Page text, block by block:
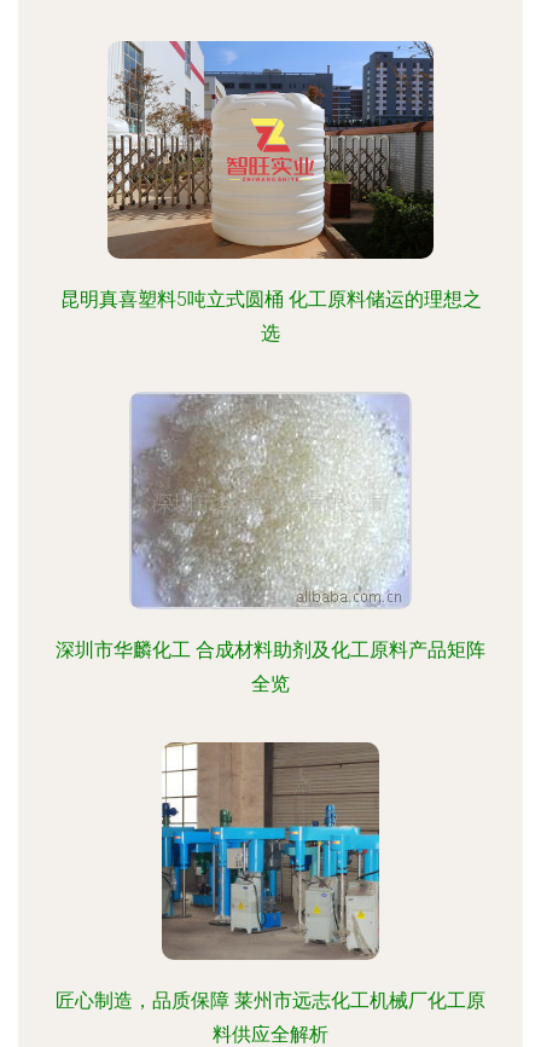
昆明真喜塑料5吨立式圆桶 化工原料储运的理想之
选
深圳市华麟化工 合成材料助剂及化工原料产品矩阵
全览
匠心制造，品质保障 莱州市远志化工机械厂化工原
料供应全解析